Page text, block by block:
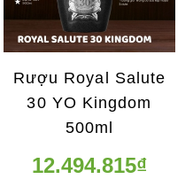
Rượu Royal Salute
30 YO Kingdom
500ml
12.494.815₫